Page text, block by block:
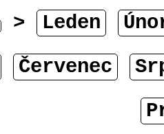
> Leden
Červenec